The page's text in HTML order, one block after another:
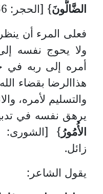
الضَّالُّونَ} [الحجر: 56]
فعلى المرء أن ينظر
ولا يحوج نفسه
أمره إلى ربه في
هذاالرضا بقضاء
والتسليم لأمره،
يرهق نفسه في
الأُمُورُ
زائل.
يقول الشاعر: